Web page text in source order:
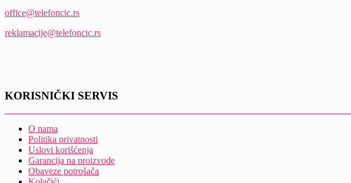
office@telefoncic.rs
reklamacije@telefoncic.rs
KORISNIČKI SERVIS
O nama
Politika privatnosti
Uslovi korišćenja
Garancija na proizvode
Obaveze potrošača